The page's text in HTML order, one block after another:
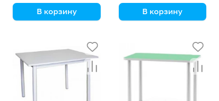
В корзину В корзину